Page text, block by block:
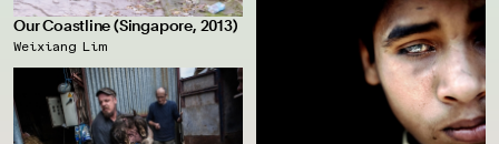
Our Coastline (Singapore, 2013)
Weixiang Lim